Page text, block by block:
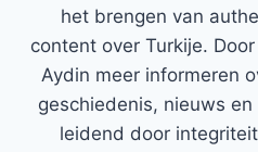
het brengen van
content over Turkije.
Aydin meer informeren
geschiedenis, nieuws
leidend door